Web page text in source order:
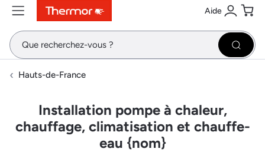
ContenuMenuRecherche Aide
Se
Hauts-de-France
Installation pompe à chaleur,
chauffage, climatisation et chauffe-
eau {nom}